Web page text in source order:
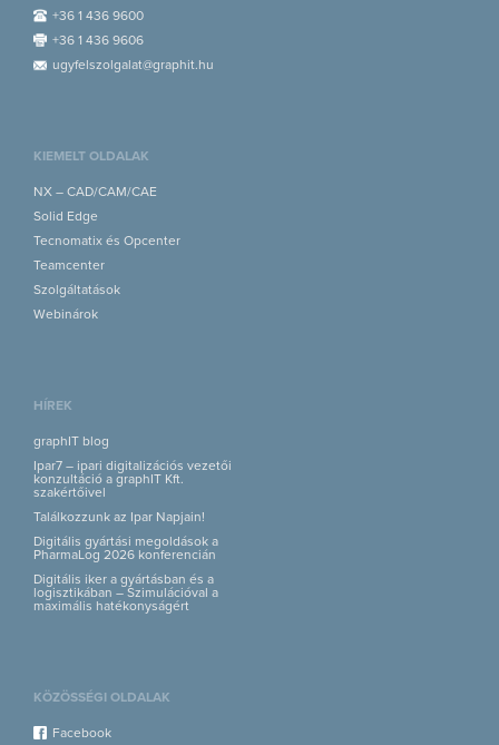
+36 1 436 9600
+36 1 436 9606
ugyfelszolgalat@graphit.hu
KIEMELT OLDALAK
NX – CAD/CAM/CAE
Solid Edge
Tecnomatix és Opcenter
Teamcenter
Szolgáltatások
Webinárok
HÍREK
graphIT blog
Ipar7 – ipari digitalizációs vezetői
konzultáció a graphIT Kft.
szakértőivel
Találkozzunk az Ipar Napjain!
Digitális gyártási megoldások a
PharmaLog 2026 konferencián
Digitális iker a gyártásban és a
logisztikában – Szimulációval a
maximális hatékonyságért
KÖZÖSSÉGI OLDALAK
Facebook